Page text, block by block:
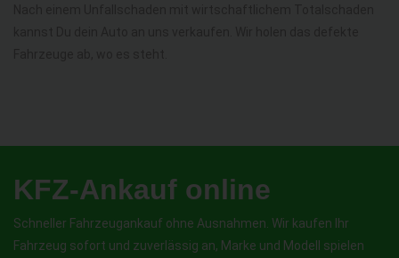
KFZ-Ankauf online
Schneller Fahrzeugankauf ohne Ausnahmen. Wir kaufen Ihr
Fahrzeug sofort und zuverlässig an, Marke und Modell spielen